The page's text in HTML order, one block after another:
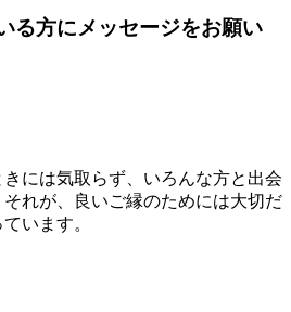
る方にメッセージをお願い
には気取らず、 いろんな方と出会
それが、良いご縁のためには大切だ
います。